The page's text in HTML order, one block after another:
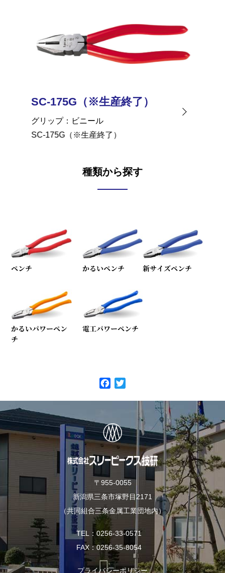
SC-175G（※生産終了）
グリップ
ビニール
SC-175G（※生産終了）
種類から探す
ペンチ かるいペンチ 新サイズペンチ
かるいパワーペン
チ
電工パワーペンチ
b
o
k
t
e
〒955-0055
新潟県三条市塚野目2171
（共同組合三条金属工業団地内）
TEL
0256-33-0571
FAX
0256-35-8054
プライバシーポリシー